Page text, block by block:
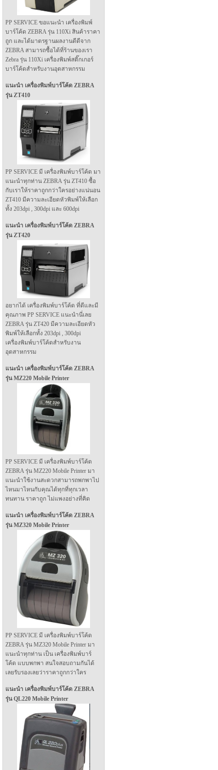
PP SERVICE ขอแนะนำ เครื่องพิมพ์
บาร์โค้ด ZEBRA รุ่น 110Xi สินค้าราคา
ถูก และได้มาตรฐานผลงานดีดีจาก
ZEBRA สามารถซื้อได้ที่ร้านของเรา
Zebra รุ่น 110Xi เครื่องพิมพ์สติ๊กเกอร์
บาร์โค้ดสำหรับงานอุตสาหกรรม
แนะนำ เครื่องพิมพ์บาร์โค้ด ZEBRA
รุ่น ZT410
PP SERVICE มี เครื่องพิมพ์บาร์โค้ด มา
แนะนำทุกท่าน ZEBRA รุ่น ZT410 ซื้อ
กับเราให้ราคาถูกกว่าใครอย่างแน่นอน
ZT410 มีความละเอียดหัวพิมพ์ให้เลือก
ทั้ง 203dpi , 300dpi และ 600dpi
แนะนำ เครื่องพิมพ์บาร์โค้ด ZEBRA
รุ่น ZT420
อยากได้ เครื่องพิมพ์บาร์โค้ด ที่ดีและมี
คุณภาพ PP SERVICE แนะนำนี่เลย
ZEBRA รุ่น ZT420 มีความละเอียดหัว
พิมพ์ให้เลือกทั้ง 203dpi , 300dpi
เครื่องพิมพ์บาร์โค้ดสำหรับงาน
อุตสาหกรรม
แนะนำ เครื่องพิมพ์บาร์โค้ด ZEBRA
รุ่น MZ220 Mobile Printer
PP SERVICE มี เครื่องพิมพ์บาร์โค้ด
ZEBRA รุ่น MZ220 Mobile Printer มา
แนะนำใช้งานสะดวกสามารถพกพาไป
ไหนมาไหนกับคุณได้ทุกที่ทุกเวลา
ทนทาน ราคาถูก ไม่แพงอย่างที่คิด
แนะนำ เครื่องพิมพ์บาร์โค้ด ZEBRA
รุ่น MZ320 Mobile Printer
PP SERVICE มี เครื่องพิมพ์บาร์โค้ด
ZEBRA รุ่น MZ320 Mobile Printer มา
แนะนำทุกท่าน เป็น เครื่องพิมพ์บาร์
โค้ด แบบพกพา สนใจสอบถามกันได้
เลยรับรองเลยว่าราคาถูกกว่าใคร
แนะนำ เครื่องพิมพ์บาร์โค้ด ZEBRA
รุ่น QL220 Mobile Printer